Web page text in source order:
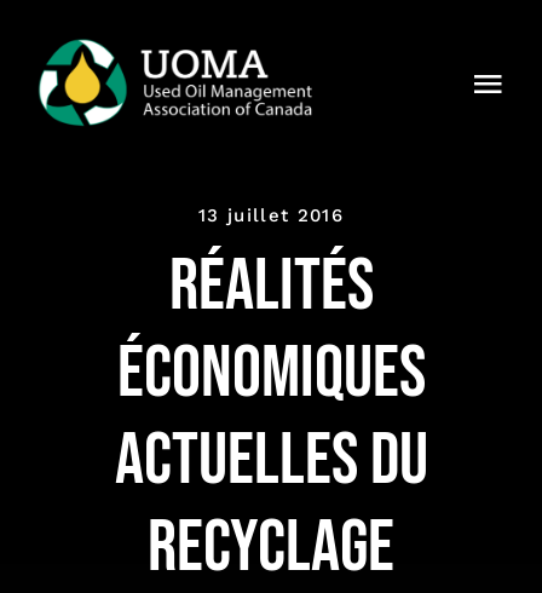
content
Actualités
13 juillet 2016
Réalités
économiques
actuelles du
recyclage